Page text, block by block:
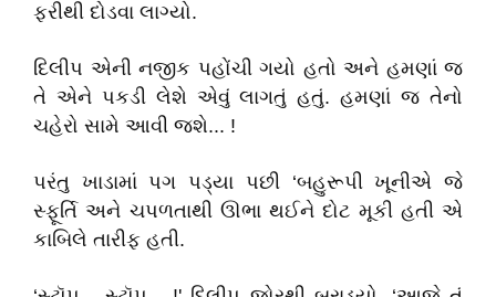
ફરીથી દોડવા લાગ્યો.
દિલીપ એની નજીક પહોંચી ગયો હતો અને હમણાં જ
તે એને પકડી લેશે એવું લાગતું હતું. હમણાં જ તેનો
ચહેરો સામે આવી જશે... !
પરંતુ ખાડામાં પગ પડ્યા પછી ‘બહુરૂપી ખૂનીએ જે
સ્ફૂર્તિ અને ચપળતાથી ઊભા થઈને દોટ મૂકી હતી એ
કાબિલે તારીફ હતી.